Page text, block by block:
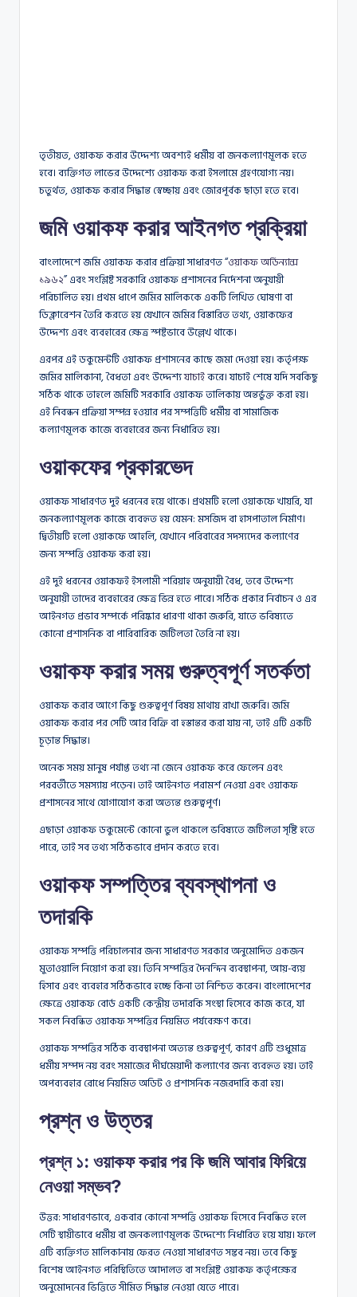
তৃতীয়ত, ওয়াকফ করার উদ্দেশ্য অবশ্যই ধর্মীয় বা জনকল্যাণমূলক হতে
হবে। ব্যক্তিগত লাভের উদ্দেশ্যে ওয়াকফ করা ইসলামে গ্রহণযোগ্য নয়।
চতুর্থত, ওয়াকফ করার সিদ্ধান্ত স্বেচ্ছায় এবং জোরপূর্বক ছাড়া হতে হবে।
জমি ওয়াকফ করার আইনগত প্রক্রিয়া
বাংলাদেশে জমি ওয়াকফ করার প্রক্রিয়া সাধারণত “ওয়াকফ অর্ডিন্যান্স
১৯৬২” এবং সংশ্লিষ্ট সরকারি ওয়াকফ প্রশাসনের নির্দেশনা অনুযায়ী
পরিচালিত হয়। প্রথম ধাপে জমির মালিককে একটি লিখিত ঘোষণা বা
ডিক্লারেশন তৈরি করতে হয় যেখানে জমির বিস্তারিত তথ্য, ওয়াকফের
উদ্দেশ্য এবং ব্যবহারের ক্ষেত্র স্পষ্টভাবে উল্লেখ থাকে।
এরপর এই ডকুমেন্টটি ওয়াকফ প্রশাসনের কাছে জমা দেওয়া হয়। কর্তৃপক্ষ
জমির মালিকানা, বৈধতা এবং উদ্দেশ্যযাচাইকরে। যাচাই শেষে যদি সবকিছু
সঠিক থাকে তাহলে জমিটি সরকারি ওয়াকফ তালিকায় অন্তর্ভুক্ত করা হয়।
এই নিবন্ধন প্রক্রিয়া সম্পন্ন হওয়ার পর সম্পত্তিটি ধর্মীয় বা সামাজিক
কল্যাণমূলক কাজে ব্যবহারের জন্য নির্ধারিত হয়।
ওয়াকফের প্রকারভেদ
ওয়াকফ সাধারণত দুই ধরনের হয়ে থাকে। প্রথমটি হলো ওয়াকফে খায়রি, যা
জনকল্যাণমূলক কাজে ব্যবহৃত হয় যেমন: মসজিদ বা হাসপাতাল নির্মাণ।
দ্বিতীয়টি হলো ওয়াকফে আহলি, যেখানে পরিবারের সদস্যদের কল্যাণের
জন্য সম্পত্তি ওয়াকফ করা হয়।
এই দুই ধরনের ওয়াকফই ইসলামী শরিয়াহ অনুযায়ী বৈধ, তবে উদ্দেশ্য
অনুযায়ী তাদের ব্যবহারের ক্ষেত্র ভিন্ন হতে পারে। সঠিক প্রকার নির্বাচন ও এর
আইনগত প্রভাব সম্পর্কে পরিষ্কার ধারণা থাকা জরুরি, যাতে ভবিষ্যতে
কোনো প্রশাসনিক বা পারিবারিক জটিলতা তৈরি না হয়।
ওয়াকফ করার সময় গুরুত্বপূর্ণ সতর্কতা
ওয়াকফ করার আগে কিছু গুরুত্বপূর্ণ বিষয় মাথায় রাখা জরুরি। জমি
ওয়াকফ করার পর সেটি আর বিক্রি বা হস্তান্তর করা যায় না, তাই এটি একটি
চূড়ান্ত সিদ্ধান্ত।
অনেক সময় মানুষ পর্যাপ্ত তথ্য না জেনে ওয়াকফ করে ফেলেন এবং
পরবর্তীতে সমস্যায় পড়েন। তাই আইনগত পরামর্শ নেওয়া এবং ওয়াকফ
প্রশাসনের সাথে যোগাযোগ করা অত্যন্ত গুরুত্বপূর্ণ।
এছাড়া ওয়াকফ ডকুমেন্টে কোনো ভুল থাকলে ভবিষ্যতে জটিলতা সৃষ্টি হতে
পারে, তাই সব তথ্য সঠিকভাবে প্রদান করতে হবে।
ওয়াকফ সম্পত্তির ব্যবস্থাপনা ও
তদারকি
ওয়াকফ সম্পত্তি পরিচালনার জন্য সাধারণত সরকার অনুমোদিত একজন
মুতাওয়ালি নিয়োগ করা হয়। তিনি সম্পত্তির দৈনন্দিন ব্যবস্থাপনা, আয়-ব্যয়
হিসাব এবং ব্যবহার সঠিকভাবে হচ্ছে কিনা তা নিশ্চিত করেন। বাংলাদেশের
ক্ষেত্রে ওয়াকফ বোর্ড একটি কেন্দ্রীয় তদারকি সংস্থা হিসেবে কাজ করে, যা
সকল নিবন্ধিত ওয়াকফ সম্পত্তির নিয়মিত পর্যবেক্ষণ করে।
ওয়াকফ সম্পত্তির সঠিক ব্যবস্থাপনা অত্যন্ত গুরুত্বপূর্ণ, কারণ এটি শুধুমাত্র
ধর্মীয় সম্পদ নয় বরং সমাজের দীর্ঘমেয়াদী কল্যাণের জন্য ব্যবহৃত হয়। তাই
অপব্যবহার রোধে নিয়মিত অডিট ও প্রশাসনিক নজরদারি করা হয়।
প্রশ্ন ও উত্তর
প্রশ্ন ১: ওয়াকফ করার পর কি জমি আবার ফিরিয়ে
নেওয়া সম্ভব?
উত্তর: সাধারণভাবে, একবার কোনো সম্পত্তি ওয়াকফ হিসেবে নিবন্ধিত হলে
সেটি স্থায়ীভাবে ধর্মীয় বা জনকল্যাণমূলক উদ্দেশ্যে নির্ধারিত হয়ে যায়। ফলে
এটি ব্যক্তিগত মালিকানায় ফেরত নেওয়া সাধারণত সম্ভব নয়। তবে কিছু
বিশেষ আইনগত পরিস্থিতিতে আদালত বা সংশ্লিষ্ট ওয়াকফ কর্তৃপক্ষের
অনুমোদনের ভিত্তিতে সীমিত সিদ্ধান্ত নেওয়া যেতে পারে।